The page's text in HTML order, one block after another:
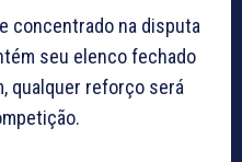
concentrado na disputa
seu elenco fechado
qualquer reforço será